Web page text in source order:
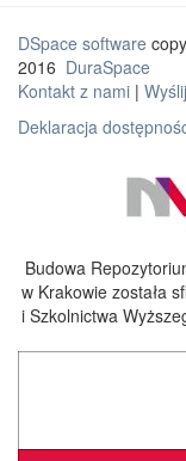
DSpace software
2016 DuraSpace
Kontakt z nami |
Deklaracja
Budowa
w Krakowie została
i Szkolnictwa